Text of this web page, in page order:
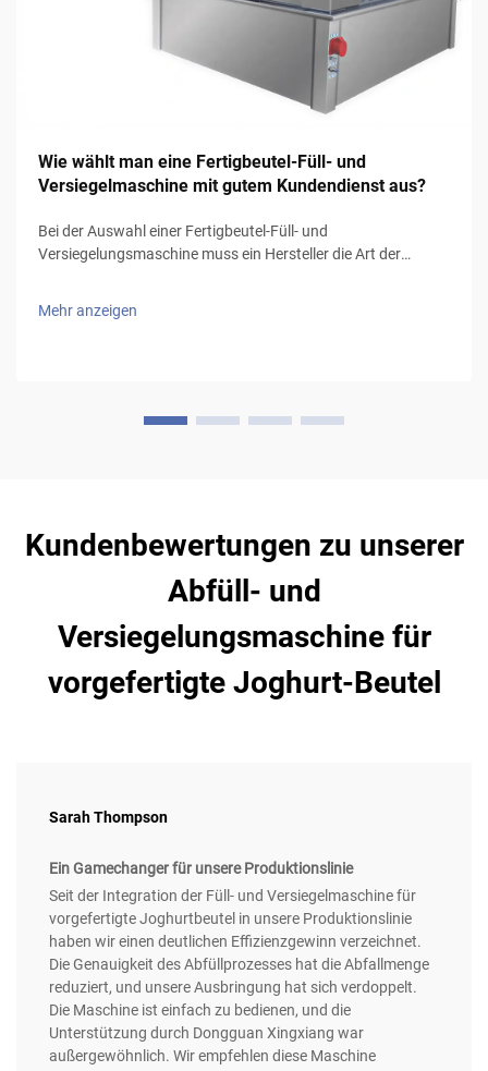
Wie wählt man eine Fertigbeutel-Füll- und
Versiegelmaschine mit gutem Kundendienst aus?
Bei der Auswahl einer Fertigbeutel-Füll- und
Versiegelungsmaschine muss ein Hersteller die Art der
tropffreie Beutel und eine zuverlässige Versiegelungstechnik
Mehr anzeigen
Kundenbewertungen zu unserer
Abfüll- und
Versiegelungsmaschine für
vorgefertigte Joghurt-Beutel
Sarah Thompson
Ein Gamechanger für unsere Produktionslinie
Seit der Integration der Füll- und Versiegelmaschine für
vorgefertigte Joghurtbeutel in unsere Produktionslinie
haben wir einen deutlichen Effizienzgewinn verzeichnet.
Die Genauigkeit des Abfüllprozesses hat die Abfallmenge
reduziert, und unsere Ausbringung hat sich verdoppelt.
Die Maschine ist einfach zu bedienen, und die
Unterstützung durch Dongguan Xingxiang war
außergewöhnlich. Wir empfehlen diese Maschine